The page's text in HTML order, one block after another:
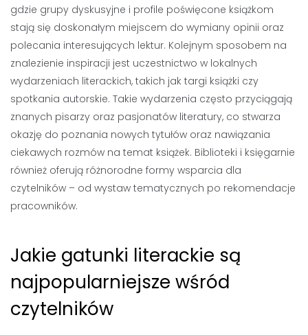
gdzie grupy dyskusyjne i profile poświęcone książkom
stają się doskonałym miejscem do wymiany opinii oraz
polecania interesujących lektur. Kolejnym sposobem na
znalezienie inspiracji jest uczestnictwo w lokalnych
wydarzeniach literackich, takich jak targi książki czy
spotkania autorskie. Takie wydarzenia często przyciągają
znanych pisarzy oraz pasjonatów literatury, co stwarza
okazję do poznania nowych tytułów oraz nawiązania
ciekawych rozmów na temat książek. Biblioteki i księgarnie
również oferują różnorodne formy wsparcia dla
czytelników – od wystaw tematycznych po rekomendacje
pracowników.
Jakie gatunki literackie są
najpopularniejsze wśród
czytelników